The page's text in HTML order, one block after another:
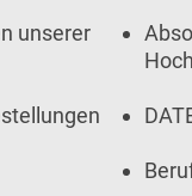
unserer